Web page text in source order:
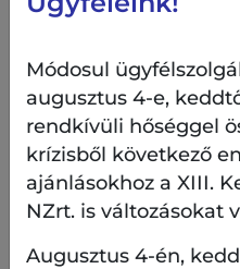
Módosul
augusztus 4-e,
rendkívüli hőséggel
krízisből következő
ajánlásokhoz a XIII.
NZrt. is változásokat
Augusztus 4-én,